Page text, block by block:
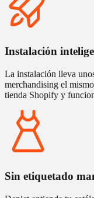
Instalación
La instalación lleva
merchandising el
tienda Shopify y
Sin etiquetado